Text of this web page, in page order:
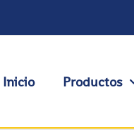
Inicio Productos